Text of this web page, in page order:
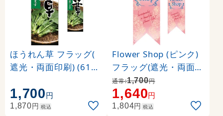
ほうれん草 フラッグ(
遮光・両面印刷) (6123
1,700円
1,870円 税込
Flower Shop (ピンク)
フラッグ(遮光・両面印
刷) (6071)
通常:1,700円
1,640円
1,804円 税込